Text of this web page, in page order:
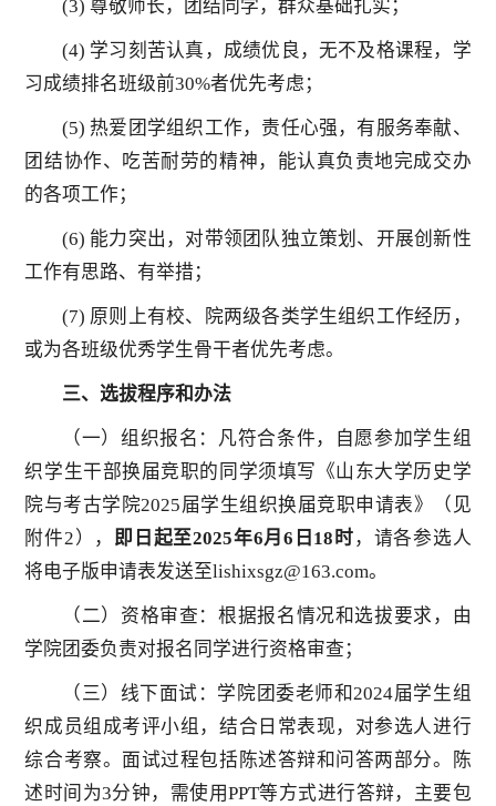
(3) 尊敬师长，团结同学，群众基础扎实；
(4) 学习刻苦认真，成绩优良，无不及格课程，学
习成绩排名班级前30%者优先考虑；
(5) 热爱团学组织工作，责任心强，有服务奉献、
团结协作、吃苦耐劳的精神，能认真负责地完成交办
的各项工作；
(6) 能力突出，对带领团队独立策划、开展创新性
工作有思路、有举措；
(7) 原则上有校、院两级各类学生组织工作经历，
或为各班级优秀学生骨干者优先考虑。
三、选拔程序和办法
（一）组织报名：凡符合条件，自愿参加学生组
织学生干部换届竞职的同学须填写《山东大学历史学
院与考古学院2025届学生组织换届竞职申请表》（见
附件2）， 即日起至2025年6月6日18时 ，请各参选人
将电子版申请表发送至lishixsgz@163.com。
（二）资格审查：根据报名情况和选拔要求，由
学院团委负责对报名同学进行资格审查；
（三）线下面试：学院团委老师和2024届学生组
织成员组成考评小组，结合日常表现，对参选人进行
综合考察。面试过程包括陈述答辩和问答两部分。陈
述时间为3分钟，需使用PPT等方式进行答辩，主要包